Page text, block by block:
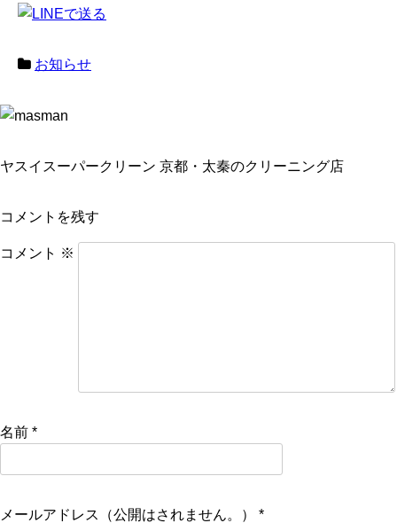
お知らせ
ヤスイスーパークリーン 京都・太秦のクリーニング店
コメントを残す
コメント ※
名前 *
メールアドレス（公開はされません。） *